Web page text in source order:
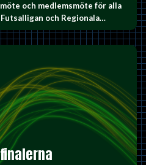
och medlemsmöte för alla
och Regionala…